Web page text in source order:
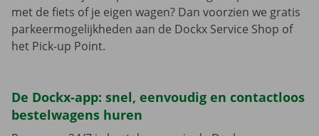
met de fiets of je eigen wagen? Dan voorzien we gratis
parkeermogelijkheden aan de Dockx Service Shop of
het Pick-up Point.
De Dockx-app: snel, eenvoudig en contactloos
bestelwagens huren